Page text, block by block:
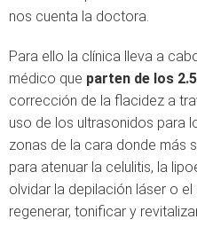
nos cuenta la doctora.
Para ello la clínica lleva a
médico que parten de los
corrección de la flacidez a
uso de los ultrasonidos para
zonas de la cara donde más
para atenuar la celulitis, la
olvidar la depilación láser o
regenerar, tonificar y